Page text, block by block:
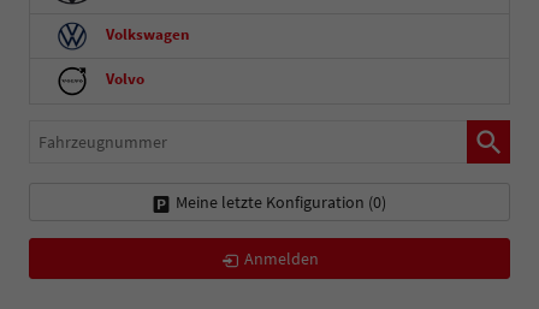
Volkswagen
Volvo
Fahrzeugnummer
Meine letzte Konfiguration (0)
Anmelden